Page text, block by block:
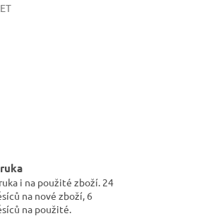
i na použité zboží. 24
na nové zboží, 6
na použité.